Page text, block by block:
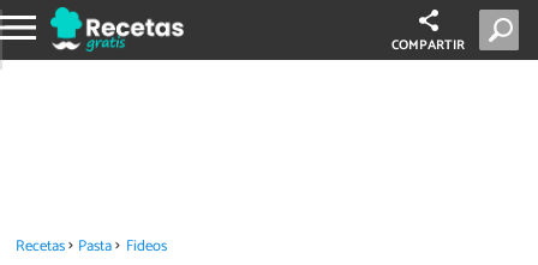
COMPARTIR
Recetas Pasta Fideos